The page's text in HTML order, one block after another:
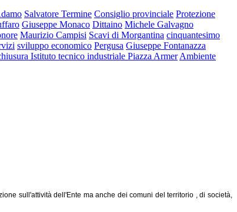
Salvatore Termine Consiglio provinciale Protezione
Giuseppe Monaco Dittaino Michele Galvagno
Maurizio Campisi Scavi di Morgantina cinquantesimo
sviluppo economico Pergusa Giuseppe Fontanazza
Istituto tecnico industriale Piazza Armer Ambiente
sull'attività dell'Ente ma anche dei comuni del territorio , di società,